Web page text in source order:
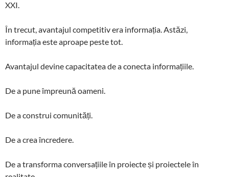
XXI.
În trecut, avantajul competitiv era informația. Astăzi,
informația este aproape peste tot.
Avantajul devine capacitatea de a conecta informațiile.
De a pune împreună oameni.
De a construi comunități.
De a crea încredere.
De a transforma conversațiile în proiecte și proiectele în